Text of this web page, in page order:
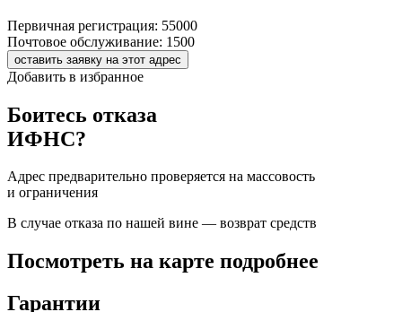
Первичная регистрация: 55000
Почтовое обслуживание: 1500
оставить заявку на этот адрес
Добавить в избранное
Боитесь отказа
ИФНС?
Адрес предварительно проверяется на массовость
и ограничения
В случае отказа по нашей вине — возврат средств
Посмотреть на карте подробнее
Гарантии